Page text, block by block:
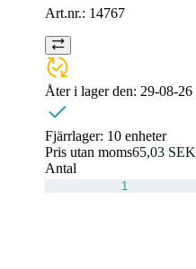
Art.nr.: 14767
Åter i lager den: 29-08-26
Fjärrlager: 10 enheter
Pris utan moms65,03 SEK
Antal